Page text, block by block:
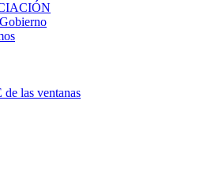
las ventanas